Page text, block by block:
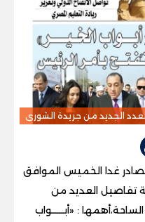
الجديد من جريدة الشورى
غدا الخميس الموافق
تفاصيل العديد من
: «أبــــــواب